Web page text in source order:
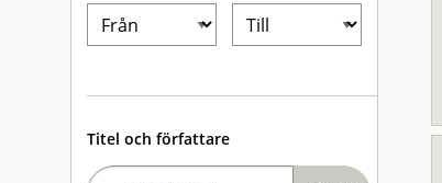
Titel och författare